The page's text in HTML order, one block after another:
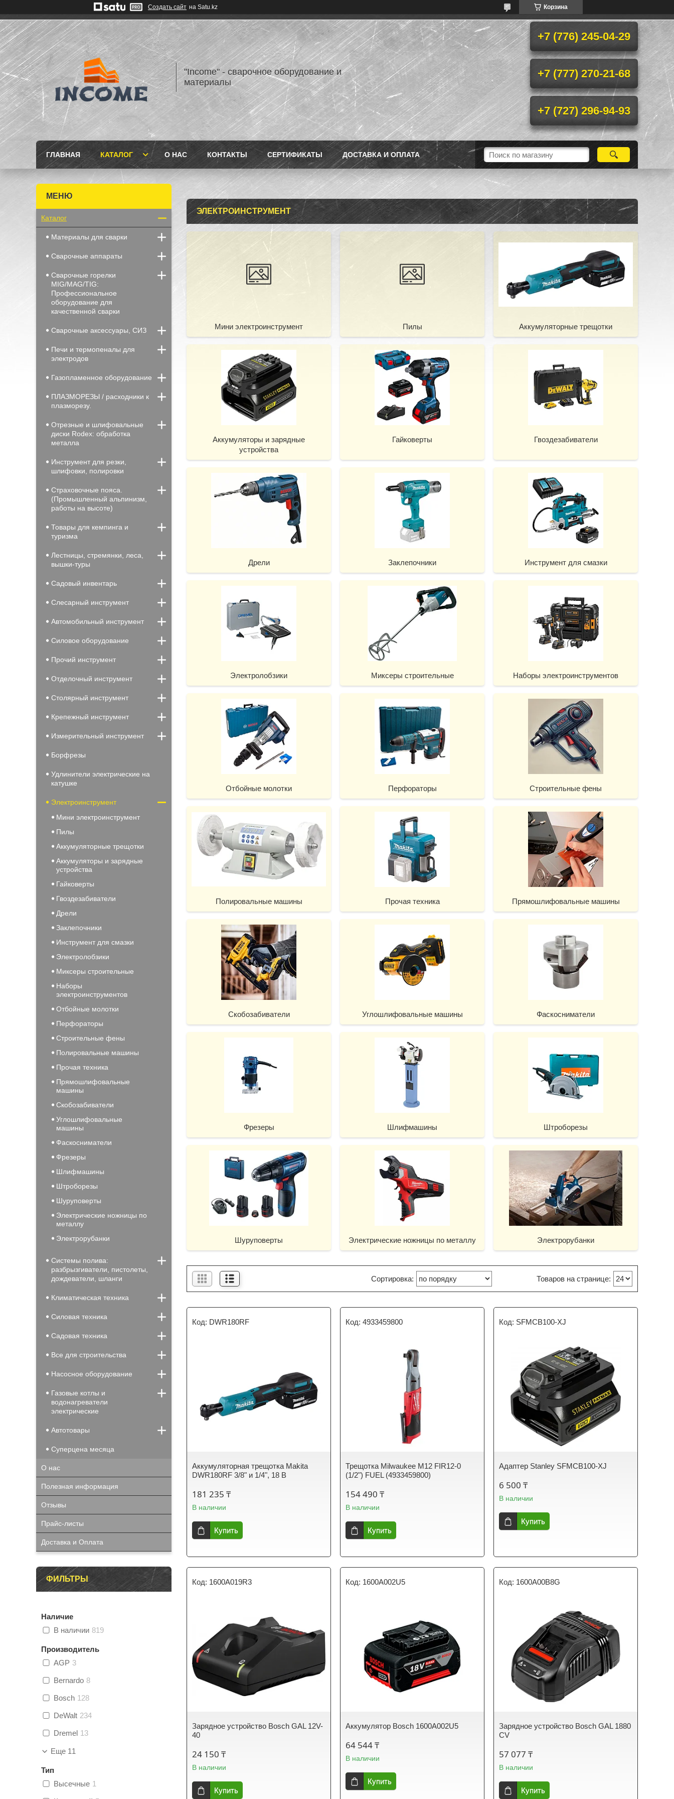
Создать сайт на Satu.kz Корзина
"Income" - сварочное оборудование и
материалы
+7 (776) 245-04-29
+7 (777) 270-21-68
+7 (727) 296-94-93
ГЛАВНАЯ КАТАЛОГ О НАС КОНТАКТЫ СЕРТИФИКАТЫ ДОСТАВКА И ОПЛАТА
ЭЛЕКТРОИНСТРУМЕНТ
Мини электроинструмент Пилы Аккумуляторные трещотки
Аккумуляторы и зарядные
устройства
Гайковерты Гвоздезабиватели
Дрели Заклепочники Инструмент для смазки
Электролобзики Миксеры строительные Наборы электроинструментов
Отбойные молотки Перфораторы Строительные фены
Полировальные машины Прочая техника Прямошлифовальные машины
Скобозабиватели Углошлифовальные машины Фаскосниматели
Фрезеры Шлифмашины Штроборезы
Шуруповерты Электрические ножницы по металлу Электрорубанки
DWR180RF
Аккумуляторная трещотка Makita
DWR180RF 3/8" и 1/4", 18 В
181 235 ₸
В наличии
Купить
4933459800
Трещотка Milwaukee M12 FIR12-0
(1/2") FUEL (4933459800)
154 490 ₸
В наличии
Купить
SFMCB100-XJ
Адаптер Stanley SFMCB100-XJ
6 500 ₸
В наличии
Купить
1600A019R3
Зарядное устройство Bosch GAL 12V-
40
24 150 ₸
В наличии
Купить
1600A002U5
Аккумулятор Bosch 1600A002U5
64 544 ₸
В наличии
Купить
1600A00B8G
Зарядное устройство Bosch GAL 1880
CV
57 077 ₸
В наличии
Купить
Каталог
Материалы для сварки
Сварочные аппараты
Сварочные горелки
MIG/MAG/TIG:
Профессиональное
оборудование для
качественной сварки
Сварочные аксессуары, СИЗ
Печи и термопеналы для
электродов
Газопламенное оборудование
ПЛАЗМОРЕЗЫ / расходники к
плазморезу.
Отрезные и шлифовальные
диски Rodex: обработка
металла
Инструмент для резки,
шлифовки, полировки
Страховочные пояса.
(Промышленный альпинизм,
работы на высоте)
Товары для кемпинга и
туризма
Лестницы, стремянки, леса,
вышки-туры
Садовый инвентарь
Слесарный инструмент
Автомобильный инструмент
Силовое оборудование
Прочий инструмент
Отделочный инструмент
Столярный инструмент
Крепежный инструмент
Измерительный инструмент
Борфрезы
Удлинители электрические на
катушке
Электроинструмент
Мини электроинструмент
Пилы
Аккумуляторные трещотки
Аккумуляторы и зарядные
устройства
Гайковерты
Гвоздезабиватели
Дрели
Заклепочники
Инструмент для смазки
Электролобзики
Миксеры строительные
Наборы
электроинструментов
Отбойные молотки
Перфораторы
Строительные фены
Полировальные машины
Прочая техника
Прямошлифовальные
машины
Скобозабиватели
Углошлифовальные
машины
Фаскосниматели
Фрезеры
Шлифмашины
Штроборезы
Шуруповерты
Электрические ножницы по
металлу
Электрорубанки
Системы полива:
разбрызгиватели, пистолеты,
дождеватели, шланги
Климатическая техника
Силовая техника
Садовая техника
Все для строительства
Насосное оборудование
Газовые котлы и
водонагреватели
электрические
Автотовары
Суперцена месяца
О нас
Полезная информация
Отзывы
Прайс-листы
Доставка и Оплата
ФИЛЬТРЫ
Наличие
В наличии 819
Производитель
AGP 3
Bernardo 8
Bosch 128
DeWalt 234
Dremel 13
Еще 11
Тип
Высечные 1